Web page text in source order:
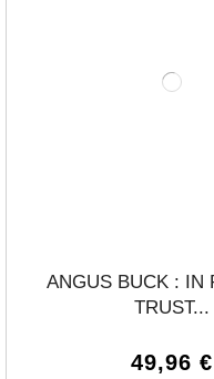
ANGUS BUCK : IN
TRUST...
49,96 €